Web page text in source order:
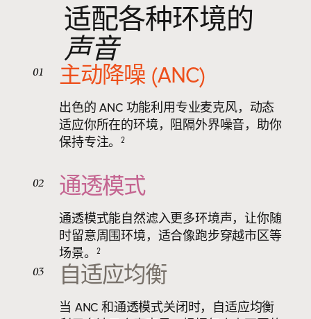
适配​各​种​环境​的
声音
01 主动降噪 (ANC)
出色的 ANC 功能利用专业麦克风，动态
适应你所在的环境，阻隔外界噪音，助你
保持专注。2
02 通透模式
通透模式能自然滤入更多环境声，让你随
时留意周围环境，适合像跑步穿越市区等
场景。
2
03 自适应均衡
当 ANC 和通透模式关闭时，自适应均衡